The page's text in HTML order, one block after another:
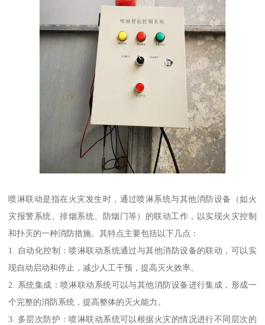
喷淋联动是指在火灾发生时，通过喷淋系统与其他消防设备（如火
灾报警系统、排烟系统、防烟门等）的联动工作，以实现火灾控制
和扑灭的一种消防措施。其特点主要包括以下几点：
1. 自动化控制：喷淋联动系统通过与其他消防设备的联动，可以实
现自动启动和停止，减少人工干预，提高灭火效率。
2. 系统集成：喷淋联动系统可以与其他消防设备进行集成，形成一
个完整的消防系统，提高整体的灭火能力。
3. 多层次防护：喷淋联动系统可以根据火灾的情况进行不同层次的